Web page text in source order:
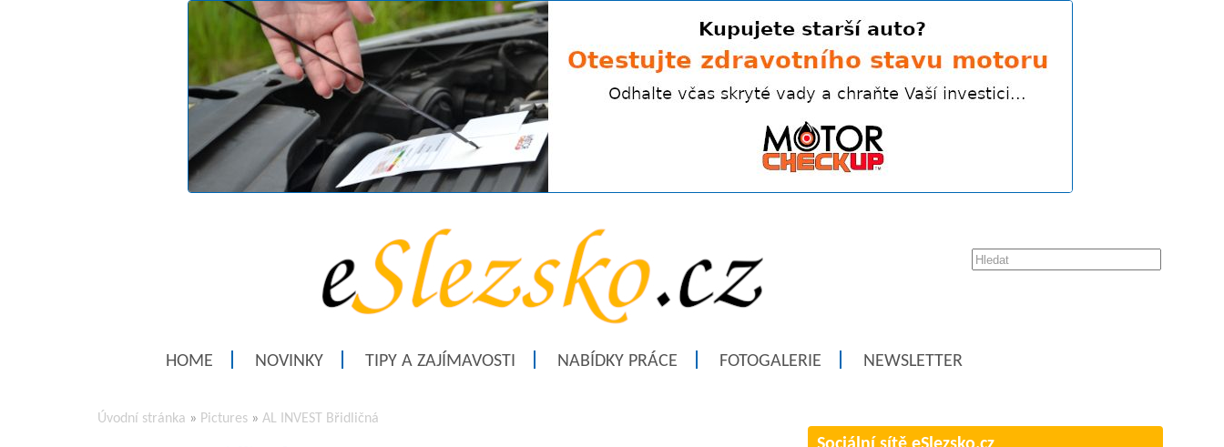
HOME NOVINKY TIPY A ZAJÍMAVOSTI NABÍDKY PRÁCE FOTOGALERIE NEWSLETTER
Úvodní stránka » Pictures » AL INVEST Břidličná